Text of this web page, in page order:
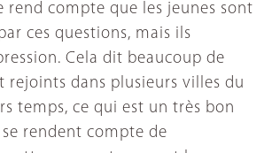
rend compte que les jeunes sont
ces questions, mais ils
Cela dit beaucoup de
rejoints dans plusieurs villes du
temps, ce qui est un très bon
se rendent compte de